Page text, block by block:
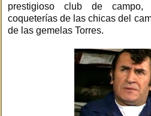
prestigioso club de
coqueterías de las chicas del
de las gemelas Torres.